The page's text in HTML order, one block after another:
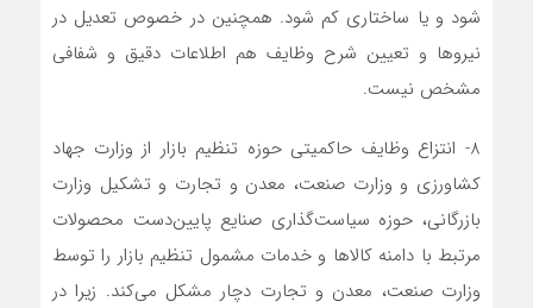
شود و یا ساختاری کم شود. همچنین در خصوص تعدیل در
نیروها و تعیین شرح وظایف هم اطلاعات دقیق و شفافی
مشخص نیست.
8- انتزاع وظایف حاکمیتی حوزه تنظیم بازار از وزارت جهاد
کشاورزی و وزارت صنعت، معدن و تجارت و تشکیل وزارت
بازرگانی، حوزه سیاست‌گذاری صنایع پایین‌دست محصولات
مرتبط با دامنه کالاها و خدمات مشمول تنظیم بازار را توسط
وزارت صنعت، معدن و تجارت دچار مشکل می‌کند. زیرا در